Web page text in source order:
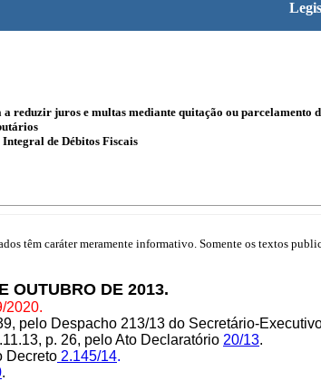
reduzir juros e multas mediante quitação ou parcelamento
de Débitos Fiscais
têm caráter meramente informativo. Somente os textos
OUTUBRO DE 2013.
2020.
pelo Despacho 213/13 do Secretário-
p. 26, pelo Ato Declaratório 20/13.
Decreto 2.145/14.
.